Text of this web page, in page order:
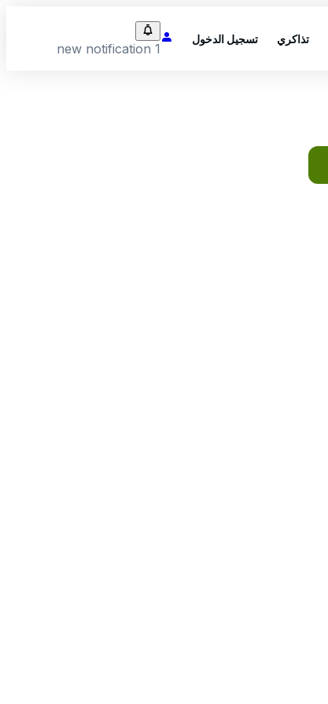
تذاكري تسجيل الدخول
1 new notification